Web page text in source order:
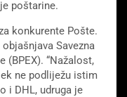
poštarine.
konkurente Pošte.
Savezna
(BPEX). “Nažalost,
ne podliježu istim
i DHL, udruga je